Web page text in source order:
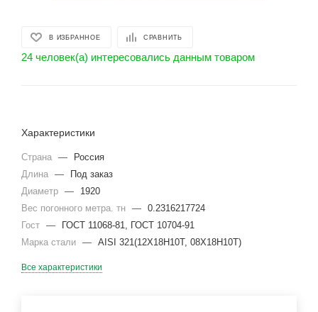
В ИЗБРАННОЕ СРАВНИТЬ
24 человек(а) интересовались данным товаром
Характеристики
Страна —
Россия
Длина —
Под заказ
Диаметр —
1920
Вес погонного метра. тн — 0.2316217724
Гост —
ГОСТ 11068-81, ГОСТ 10704-91
Марка стали — AISI 321(12Х18Н10Т, 08Х18Н10Т)
Все характеристики